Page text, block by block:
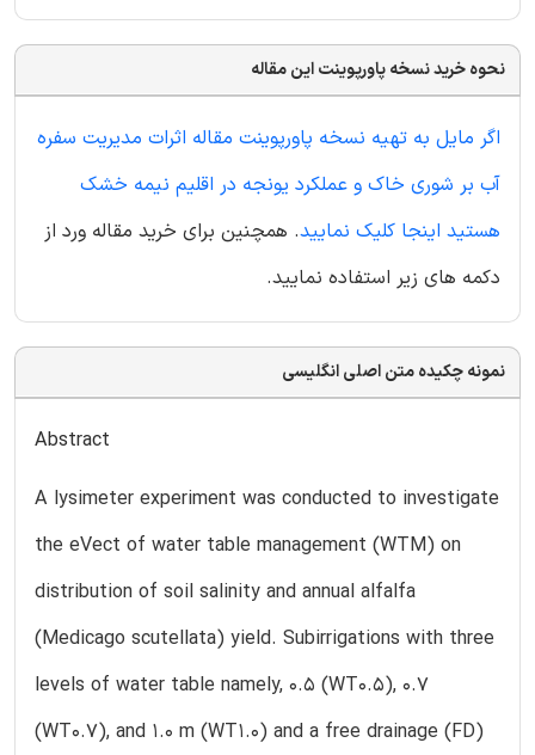
نحوه خرید نسخه پاورپوینت این مقاله
اگر مایل به تهیه نسخه پاورپوینت مقاله اثرات مدیریت سفره
آب بر شوری خاک و عملکرد یونجه در اقلیم نیمه خشک
هستید اینجا کلیک نمایید. همچنین برای خرید مقاله ورد از
دکمه های زیر استفاده نمایید.
نمونه چکیده متن اصلی انگلیسی
Abstract
A lysimeter experiment was conducted to investigate
the eVect of water table management (WTM) on
distribution of soil salinity and annual alfalfa
(Medicago scutellata) yield. Subirrigations with three
levels of water table namely, 0.5 (WT0.5), 0.7
(WT0.7), and 1.0 m (WT1.0) and a free drainage (FD)